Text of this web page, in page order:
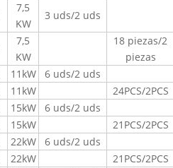
7,5
KW
3 uds/2 uds
7,5
KW
18 piezas/2
piezas
11kW 6 uds/2 uds
11kW 24PCS/2PCS
15kW 6 uds/2 uds
15kW 21PCS/2PCS
22kW 6 uds/2 uds
22kW 21PCS/2PCS